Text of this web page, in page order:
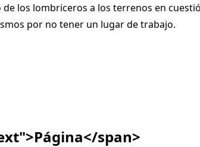
los lombriceros a los terrenos en
por no tener un lugar de trabajo.
span>